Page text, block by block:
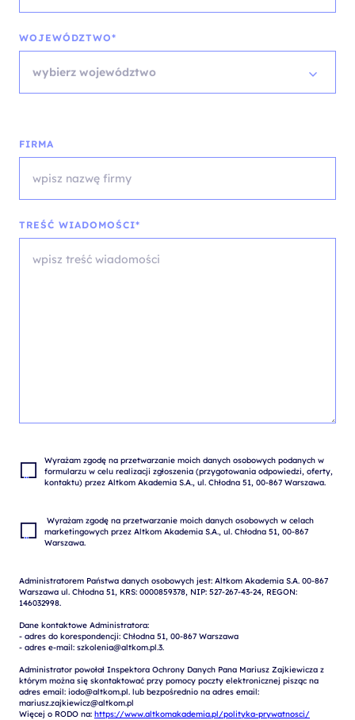
WOJEWÓDZTWO*
wybierz województwo
FIRMA
TREŚĆ WIADOMOŚCI*
Wyrażam zgodę na przetwarzanie moich danych osobowych podanych w
formularzu w celu realizacji zgłoszenia (przygotowania odpowiedzi, oferty,
marketingowych przez Altkom Akademia S.A., ul. Chłodna 51, 00-867
Administratorem Państwa danych osobowych jest: Altkom Akademia S.A. 00-867
Warszawa ul. Chłodna 51, KRS: 0000859378, NIP: 527-267-43-24, REGON:
146032998.
Dane kontaktowe Administratora:
- adres do korespondencji: Chłodna 51, 00-867 Warszawa
- adres e-mail: szkolenia@altkom.pl.3.
Administrator powołał Inspektora Ochrony Danych Pana Mariusz Zajkiewicza z
którym można się skontaktować przy pomocy poczty elektronicznej pisząc na
adres email: iodo@altkom.pl. lub bezpośrednio na adres email:
mariusz.zajkiewicz@altkom.pl
Więcej o RODO na: https://www.altkomakademia.pl/polityka-prywatnosci/